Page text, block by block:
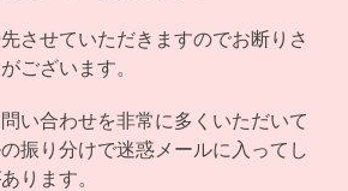
させていただきますのでお断りさ
ございます。
い合わせを非常に多くいただいて
振り分けで迷惑メールに入ってし
ります。